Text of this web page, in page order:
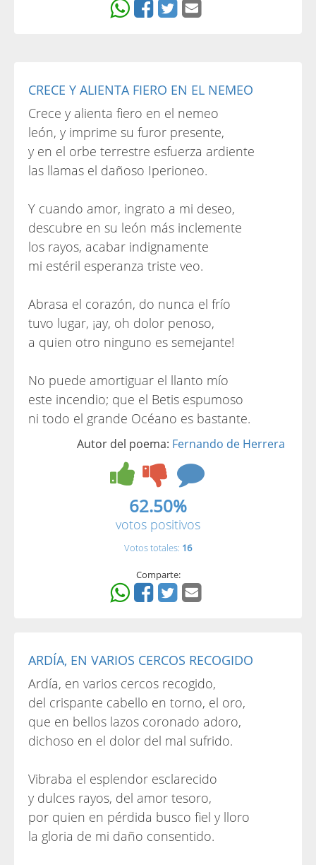
CRECE Y ALIENTA FIERO EN EL NEMEO
Crece y alienta fiero en el nemeo
león, y imprime su furor presente,
y en el orbe terrestre esfuerza ardiente
las llamas el dañoso Iperioneo.
Y cuando amor, ingrato a mi deseo,
descubre en su león más inclemente
los rayos, acabar indignamente
mi estéril esperanza triste veo.
Abrasa el corazón, do nunca el frío
tuvo lugar, ¡ay, oh dolor penoso,
a quien otro ninguno es semejante!
No puede amortiguar el llanto mío
este incendio; que el Betis espumoso
ni todo el grande Océano es bastante.
Autor del poema: Fernando de Herrera
62.50%
votos positivos
Votos totales: 16
Comparte:
ARDÍA, EN VARIOS CERCOS RECOGIDO
Ardía, en varios cercos recogido,
del crispante cabello en torno, el oro,
que en bellos lazos coronado adoro,
dichoso en el dolor del mal sufrido.
Vibraba el esplendor esclarecido
y dulces rayos, del amor tesoro,
por quien en pérdida busco fiel y lloro
la gloria de mi daño consentido.